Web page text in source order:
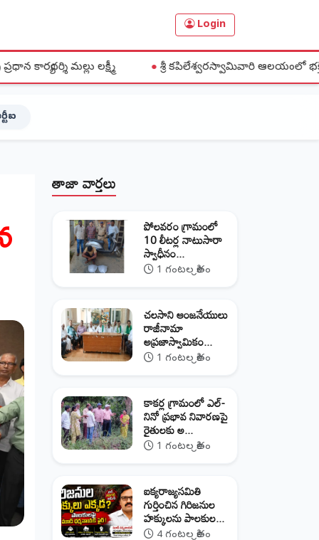
Login
●శ్రీ కపిలేశ్వరస్వామివారి ఆలయంలో భక్తిశ్రద్ధల మధ్య
తాజా వార్తలు
పోలవరం గ్రామంలో
10 లీటర్ల నాటుసారా
స్వాధీనం...
1 గంటల క్రితం
చలసాని ఆంజనేయులు
రాజీనామా
అప్రజాస్వామికం...
1 గంటల క్రితం
కాకర్ల గ్రామంలో ఎల్-
నినో ప్రభావ నివారణపై
రైతులకు అ...
1 గంటల క్రితం
ఐక్యరాజ్యసమితి
గుర్తించిన గిరిజనుల
హక్కులను పాలకుల...
4 గంటల క్రితం